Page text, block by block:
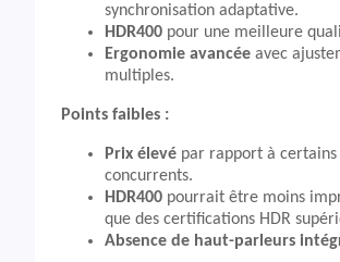
synchronisation adaptative.
HDR400 pour une meilleure
Ergonomie avancée avec
multiples.
Points faibles :
Prix élevé par rapport à certains
concurrents.
HDR400 pourrait être moins
que des certifications HDR
Absence de haut-parleurs